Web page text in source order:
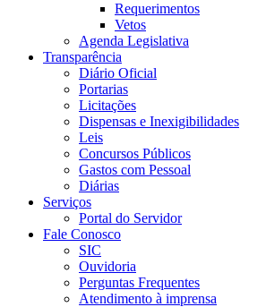
Requerimentos
Vetos
Agenda Legislativa
Transparência
Diário Oficial
Portarias
Licitações
Dispensas e Inexigibilidades
Leis
Concursos Públicos
Gastos com Pessoal
Diárias
Serviços
Portal do Servidor
Fale Conosco
SIC
Ouvidoria
Perguntas Frequentes
Atendimento à imprensa